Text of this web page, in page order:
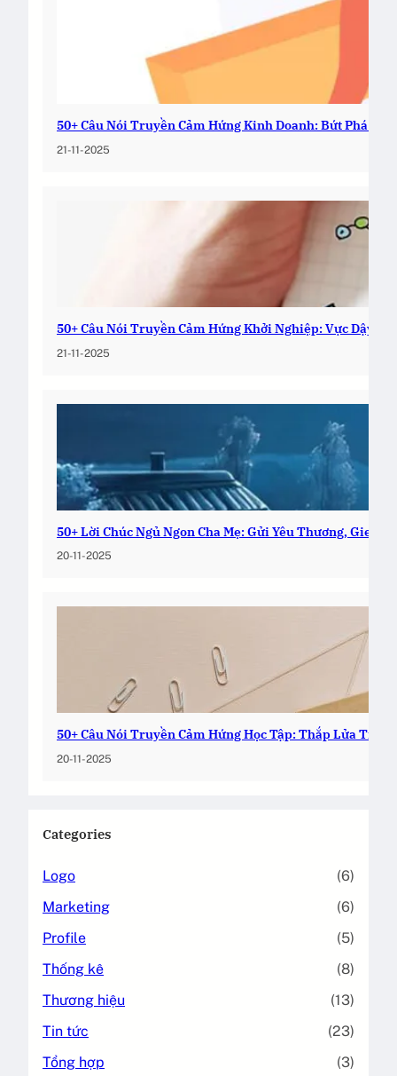
50+ Câu Nói Truyền Cảm Hứng Kinh Doanh: Bứt Phá
21-11-2025
50+ Câu Nói Truyền Cảm Hứng Khởi Nghiệp: Vực Dậy
21-11-2025
50+ Lời Chúc Ngủ Ngon Cha Mẹ: Gửi Yêu Thương, Gieo
20-11-2025
50+ Câu Nói Truyền Cảm Hứng Học Tập: Thắp Lửa Tri
20-11-2025
Categories
Logo
(6)
Marketing
(6)
Profile
(5)
Thống kê
(8)
Thương hiệu
(13)
Tin tức
(23)
Tổng hợp
(3)